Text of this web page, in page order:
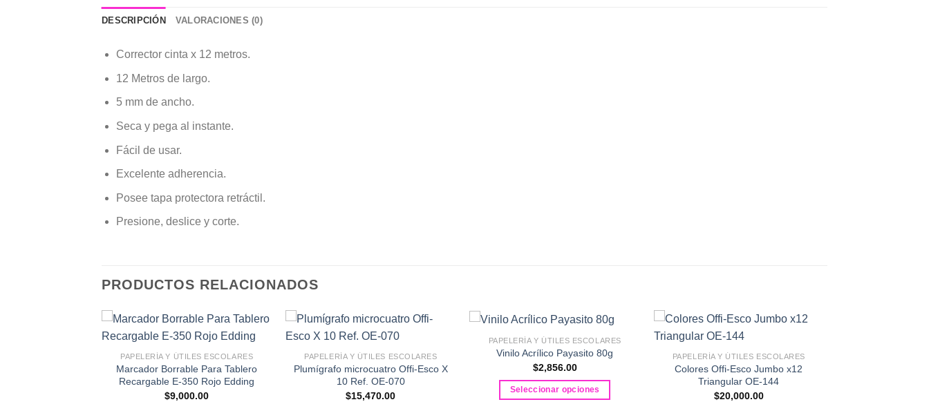
DESCRIPCIÓN VALORACIONES (0)
Corrector cinta x 12 metros.
12 Metros de largo.
5 mm de ancho.
Seca y pega al instante.
Fácil de usar.
Excelente adherencia.
Posee tapa protectora retráctil.
Presione, deslice y corte.
PRODUCTOS RELACIONADOS
PAPELERÍA Y ÚTILES ESCOLARES
Marcador Borrable Para Tablero
Recargable E-350 Rojo Edding
$9,000.00
PAPELERÍA Y ÚTILES ESCOLARES
Plumígrafo microcuatro Offi-Esco X
10 Ref. OE-070
$15,470.00
PAPELERÍA Y ÚTILES ESCOLARES
Vinilo Acrílico Payasito 80g
$2,856.00
Seleccionar opciones
PAPELERÍA Y ÚTILES ESCOLARES
Colores Offi-Esco Jumbo x12
Triangular OE-144
$20,000.00